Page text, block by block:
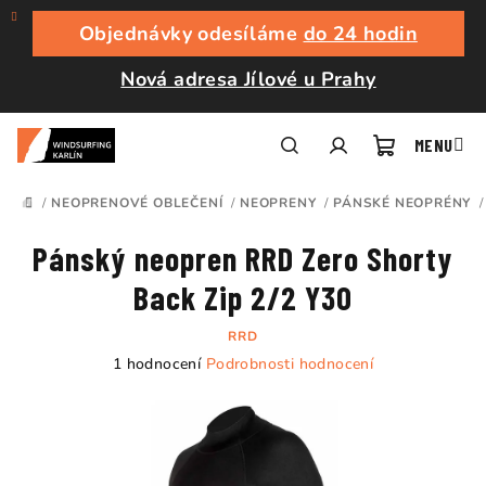
Přejít
obsah
Objednávky odesíláme do 24 hodin
Nová adresa Jílové u Prahy
košík
DOMŮ
/ NEOPRENOVÉ OBLEČENÍ / NEOPRENY / PÁNSKÉ NEOPRÉNY /
Pánský neopren RRD Zero Shorty
Back Zip 2/2 Y30
RRD
Průměrné
1 hodnocení Podrobnosti hodnocení